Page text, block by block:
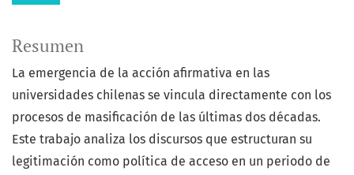
Resumen
La emergencia de la acción afirmativa en las
universidades chilenas se vincula directamente con los
procesos de masificación de las últimas dos décadas.
Este trabajo analiza los discursos que estructuran su
legitimación como política de acceso en un periodo de